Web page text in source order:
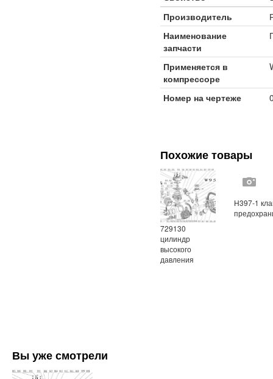
Производитель
Наименование
запчасти
Применяется в
компрессоре
Номер на чертеже
Похожие товары
729130
цилиндр
высокого
давления
Н397-1
Вы уже смотрели